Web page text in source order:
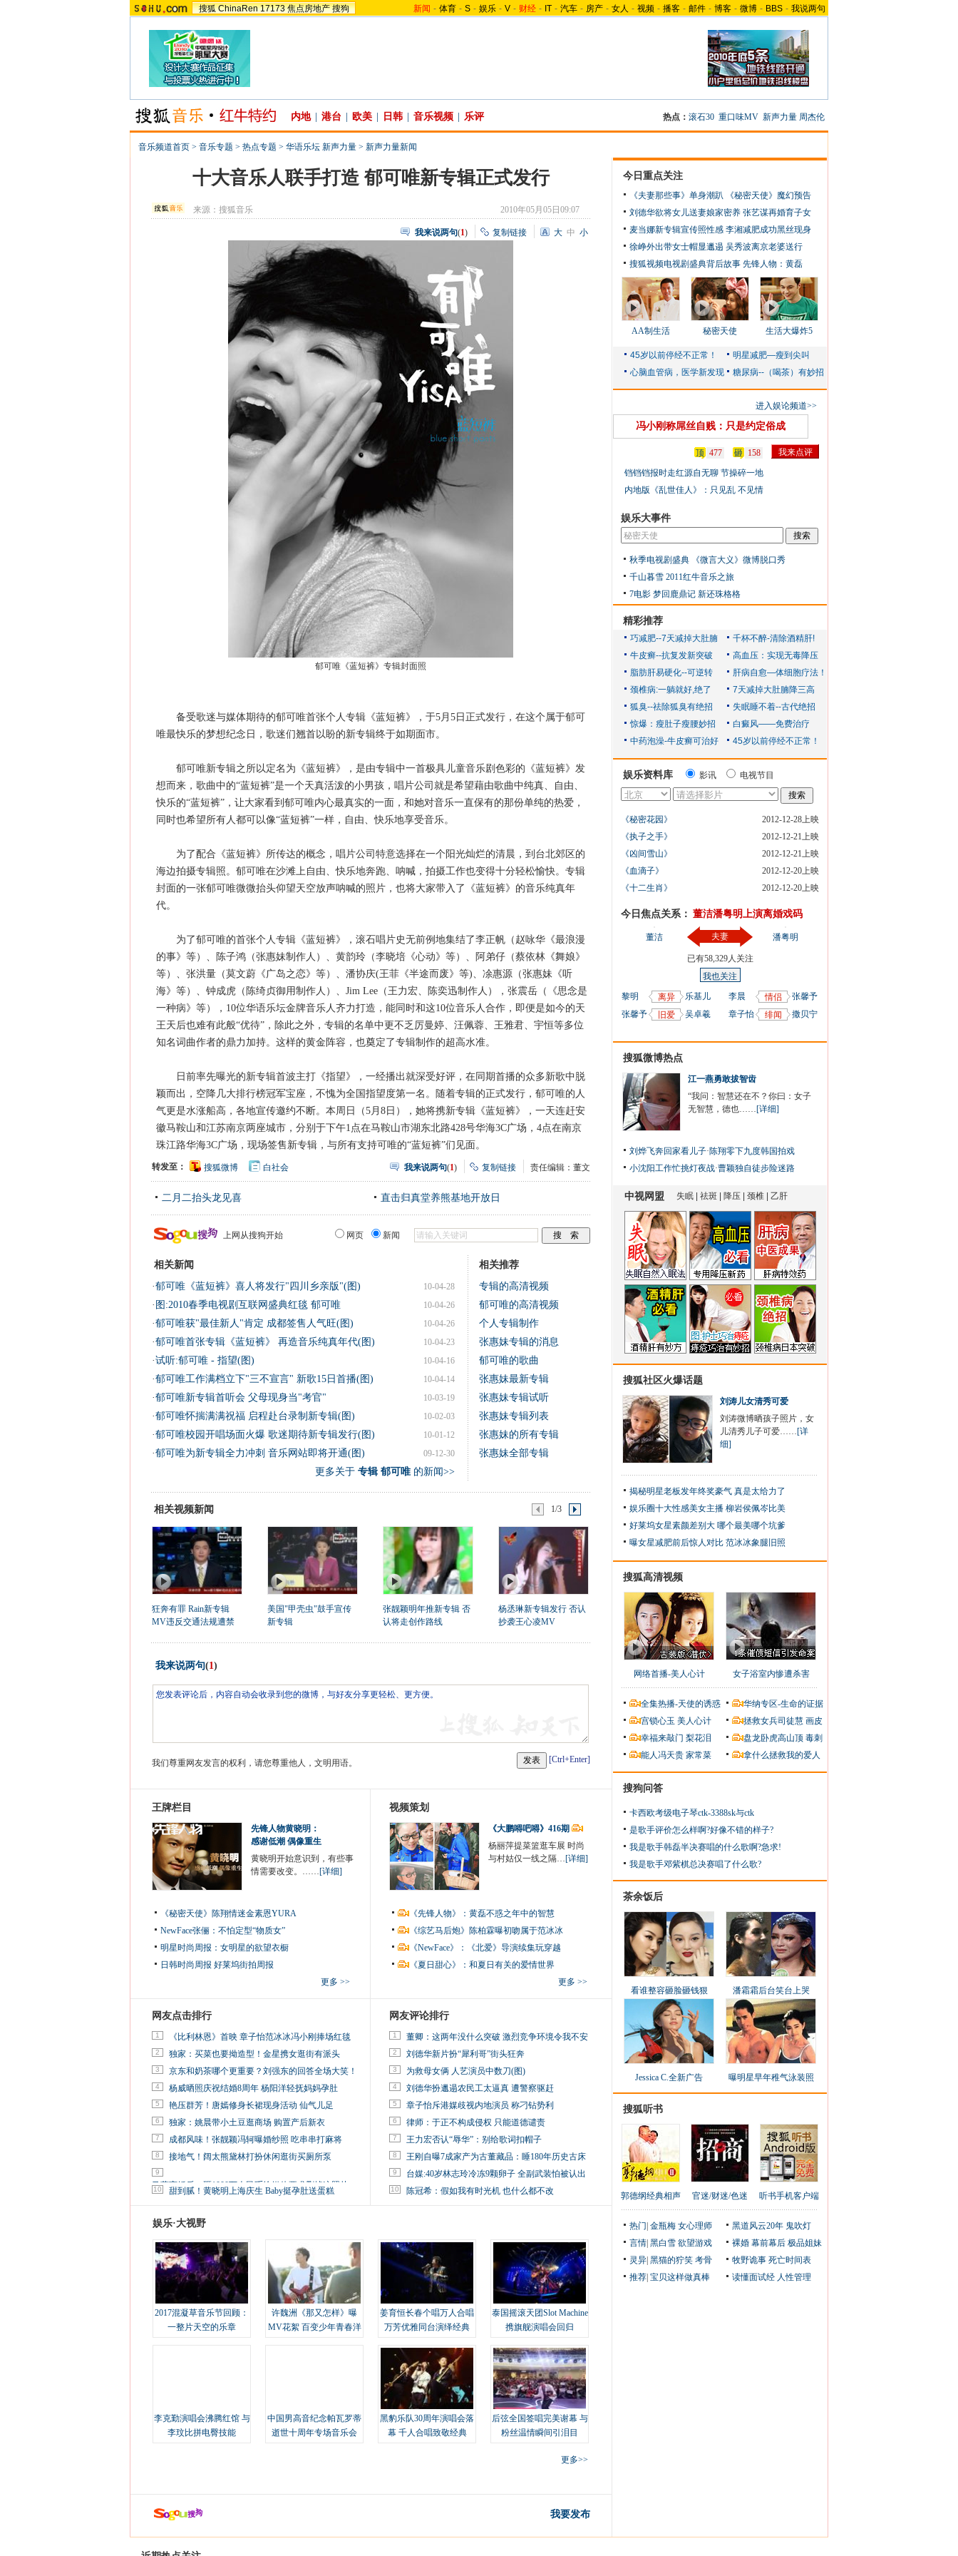
搜狐 ChinaRen 17173 焦点房地产 搜狗 新闻 - 体育 - S - 娱乐 - V - 财经 - IT - 汽车 - 房产 - 女人 - 视频 - 播客 - 邮件 - 博客 - 微博 - BBS - 我说两句
内地 港台 欧美 日韩 音乐视频 乐评 热点： 滚石30 重口味MV 新声力量 周杰伦
音乐频道首页 > 音乐专题 > 热点专题 > 华语乐坛 新声力量 > 新声力量新闻
十大音乐人联手打造 郁可唯新专辑正式发行
来源：搜狐音乐 2010年05月05日09:07
我来说两句(1) 复制链接 大 中 小
郁可唯《蓝短裤》专辑封面照
备受歌迷与媒体期待的郁可唯首张个人专辑《蓝短裤》，于5月5日正式发行，在这个属于郁可
唯最快乐的梦想纪念日，歌迷们翘首以盼的新专辑终于如期面市。
郁可唯新专辑之所以定名为《蓝短裤》，是由专辑中一首极具儿童音乐剧色彩的《蓝短裤》发
想而来，歌曲中的“蓝短裤”是一个天真活泼的小男孩，唱片公司就是希望藉由歌曲中纯真、自由、
快乐的“蓝短裤”，让大家看到郁可唯内心最真实的一面，和她对音乐一直保有的那份单纯的热爱，
同时也希望所有人都可以像“蓝短裤”一样，自由、快乐地享受音乐。
为了配合《蓝短裤》所传达的概念，唱片公司特意选择在一个阳光灿烂的清晨，到台北郊区的
海边拍摄专辑照。郁可唯在沙滩上自由、快乐地奔跑、呐喊，拍摄工作也变得十分轻松愉快。专辑
封面的一张郁可唯微微抬头仰望天空放声呐喊的照片，也将大家带入了《蓝短裤》的音乐纯真年
代。
为了郁可唯的首张个人专辑《蓝短裤》，滚石唱片史无前例地集结了李正帆（赵咏华《最浪漫
的事》等）、陈子鸿（张惠妹制作人）、黄韵玲（李晓培《心动》等）、阿弟仔（蔡依林《舞娘》
等）、张洪量（莫文蔚《广岛之恋》等）、潘协庆(王菲《半途而废》等)、凃惠源（张惠妹《听
海》等）、钟成虎（陈绮贞御用制作人）、Jim Lee（王力宏、陈奕迅制作人），张震岳（《思念是
一种病》等），10位华语乐坛金牌音乐人齐力打造，能同时和这10位音乐人合作，即便是如今的天
王天后也难有此般“优待”，除此之外，专辑的名单中更不乏厉曼婷、汪佩蓉、王雅君、宇恒等多位
知名词曲作者的鼎力加持。这样的黄金阵容，也奠定了专辑制作的超高水准。
日前率先曝光的新专辑首波主打《指望》，一经播出就深受好评，在同期首播的众多新歌中脱
颖而出，空降几大排行榜冠军宝座，不愧为全国指望度第一名。随着专辑的正式发行，郁可唯的人
气更是水涨船高，各地宣传邀约不断。本周日（5月8日），她将携新专辑《蓝短裤》，一天连赶安
徽马鞍山和江苏南京两座城市，分别于下午1点在马鞍山市湖东北路428号华海3C广场，4点在南京
珠江路华海3C广场，现场签售新专辑，与所有支持可唯的“蓝短裤”们见面。
转发至： 搜狐微博 白社会 我来说两句(1) 复制链接 责任编辑：董文
二月二抬头龙见喜 直击归真堂养熊基地开放日
上网从搜狗开始 网页 新闻
相关新闻
10-04-28
·郁可唯《蓝短裤》喜人将发行"四川乡亲版"(图)
10-04-26
· 图:2010春季电视剧互联网盛典红毯 郁可唯
10-04-26
·郁可唯获"最佳新人"肯定 成都签售人气旺(图)
10-04-23
·郁可唯首张专辑《蓝短裤》 再造音乐纯真年代(图)
10-04-16
·试听:郁可唯 - 指望(图)
10-04-14
·郁可唯工作满档立下"三不宣言" 新歌15日首播(图)
10-03-19
·郁可唯新专辑首听会 父母现身当"考官"
10-02-03
·郁可唯怀揣满满祝福 启程赴台录制新专辑(图)
10-01-12
·郁可唯校园开唱场面火爆 歌迷期待新专辑发行(图)
09-12-30
·郁可唯为新专辑全力冲刺 音乐网站即将开通(图)
更多关于 专辑 郁可唯的新闻>>
相关推荐
专辑的高清视频
郁可唯的高清视频
个人专辑制作
张惠妹专辑的消息
郁可唯的歌曲
张惠妹最新专辑
张惠妹专辑试听
张惠妹专辑列表
张惠妹的所有专辑
张惠妹全部专辑
相关视频新闻 1/3
狂奔有罪 Rain新专辑
MV违反交通法规遭禁
美国"甲壳虫"鼓手宣传
新专辑
张靓颖明年推新专辑 否
认将走创作路线
杨丞琳新专辑发行 否认
抄袭王心凌MV
我来说两句(1)
我们尊重网友发言的权利，请您尊重他人，文明用语。 [Ctrl+Enter]
王牌栏目
先锋人物黄晓明：
感谢低潮 偶像重生
黄晓明开始意识到，有些事
情需要改变。……[详细]
《秘密天使》陈翔情迷金素恩YURA
NewFace张俪：不怕定型“物质女”
明星时尚周报：女明星的欲望衣橱
日韩时尚周报 好莱坞街拍周报
更多 >>
视频策划
《大鹏嘚吧嘚》416期
杨丽萍提菜篮逛车展 时尚
与村姑仅一线之隔…[详细]
《先锋人物》：黄磊不惑之年中的智慧
《综艺马后炮》陈柏霖曝初吻属于范冰冰
《NewFace》：《北爱》导演续集玩穿越
《夏日甜心》：和夏日有关的爱情世界
更多 >>
网友点击排行
1 《比利林恩》首映 章子怡范冰冰冯小刚捧场红毯
2 独家：买菜也要拗造型！金星携女逛街有派头
3 京东和奶茶哪个更重要？刘强东的回答全场大笑！
4 杨威晒照庆祝结婚8周年 杨阳洋轻抚妈妈孕肚
5 艳压群芳！唐嫣修身长裙现身活动 仙气儿足
6 独家：姚晨带小土豆逛商场 购置产后新衣
7 成都风味！张靓颖冯轲曝婚纱照 吃串串打麻将
8 接地气！阔太熊黛林打扮休闲逛街买厕所泵
9
马蓉离婚后，砸1000万人民币给媒体要求删掉这照片
10 甜到腻！黄晓明上海庆生 Baby挺孕肚送蛋糕
网友评论排行
1 董卿：这两年没什么突破 激烈竞争环境令我不安
2 刘德华新片扮“犀利哥”街头狂奔
3 为救母女俩 人艺演员中数刀(图)
4 刘德华扮邋遢农民工太逼真 遭警察驱赶
5 章子怡斥港媒歧视内地演员 称刁钻势利
6 律师：于正不构成侵权 只能道德谴责
7 王力宏否认“辱华”：别给歌词扣帽子
8 王刚自曝7成家产为古董藏品：睡180年历史古床
9 台媒:40岁林志玲冷冻9颗卵子 全副武装怕被认出
10 陈冠希：假如我有时光机 也什么都不改
娱乐·大视野
2017混凝草音乐节回顾：
一整片天空的乐章
许魏洲《那又怎样》曝
MV花絮 百变少年青春洋
姜育恒长春个唱万人合唱
万芳优雅同台演绎经典
泰国摇滚天团Slot Machine
携旗舰演唱会回归
李克勤演唱会沸腾红馆 与
李玟比拼电臀技能
中国男高音纪念帕瓦罗蒂
逝世十周年专场音乐会
黑豹乐队30周年演唱会落
幕 千人合唱致敬经典
后弦全国签唱完美谢幕 与
粉丝温情瞬间引泪目
更多>>
我要发布
今日重点关注
《夫妻那些事》单身潮趴
《秘密天使》魔幻预告
刘德华欲将女儿送妻娘家密养 张艺谋再婚育子女
麦当娜新专辑宣传照性感 李湘减肥成功黑丝现身
徐峥外出带女士帽显邋遢 吴秀波离京老婆送行
搜狐视频电视剧盛典背后故事 先锋人物：黄磊
AA制生活 秘密天使 生活大爆炸5
进入娱论频道>>
冯小刚称屌丝自贱：只是约定俗成
顶 477 砸
158
铛铛铛报时走红源自无聊 节操碎一地
内地版《乱世佳人》：只见乱 不见情
娱乐大事件
秋季电视剧盛典
《微言大义》微博脱口秀
千山暮雪 2011红牛音乐之旅
7电影 梦回鹿鼎记 新还珠格格
精彩推荐
娱乐资料库 影讯 电视节目
《秘密花园》
2012-12-28上映
《执子之手》
2012-12-21上映
《凶间雪山》
2012-12-21上映
《血滴子》
2012-12-20上映
《十二生肖》
2012-12-20上映
今日焦点关系： 董洁潘粤明上演离婚戏码
董洁 夫妻
已有58,329人关注
我也关注
潘粤明
黎明 离异
乐基儿
张馨予
旧爱 吴卓羲
李晨 情侣
张馨予
章子怡
绯闻 撒贝宁
搜狐微博热点
江一燕勇敢拔智齿
“我问：智慧还在不？你曰：女子
无智慧，德也……[详细]
刘烨飞奔回家看儿子·陈翔零下九度韩国拍戏
小沈阳工作忙挑灯夜战·曹颖独自徒步险迷路
搜狐社区火爆话题
刘涛儿女清秀可爱
刘涛微博晒孩子照片，女
儿清秀儿子可爱……[详
细]
揭秘明星老板发年终奖豪气 真是太给力了
娱乐圈十大性感美女主播 柳岩侯佩岑比美
好莱坞女星素颜差别大 哪个最美哪个坑爹
曝女星减肥前后惊人对比 范冰冰象腿旧照
搜狐高清视频
网络首播-美人心计 女子浴室内惨遭杀害
全集热播-天使的诱惑
华纳专区-生命的证据
宫锁心玉 美人心计 拯救女兵司徒慧 画皮
幸福来敲门 梨花泪 盘龙卧虎高山顶 毒刺
能人冯天贵 家常菜 拿什么拯救我的爱人
搜狗问答
卡西欧考级电子琴ctk-3388sk与ctk
是歌手评价怎么样啊?好像不错的样子?
我是歌手韩磊半决赛唱的什么歌啊?急求!
我是歌手邓紫棋总决赛唱了什么歌?
茶余饭后
看谁整容砸脸砸钱狠 潘霜霜后台笑台上哭
Jessica C.全新广告 曝明星早年稚气泳装照
搜狐听书
郭德纲经典相声 官迷/财迷/色迷 听书手机客户端
热门 金瓶梅 女心理师 黑道风云20年 鬼吹灯
言情 黑白雪 欲望游戏 裸婚 幕前幕后 极品姐妹
灵异 黑猫的狞笑 考骨 牧野诡事 死亡时间表
推荐 宝贝这样做真棒 读懂面试经 人性管理